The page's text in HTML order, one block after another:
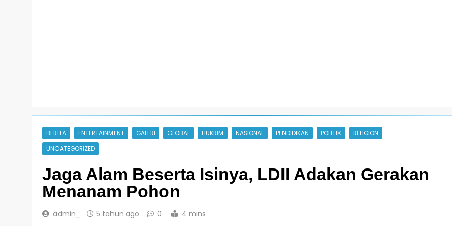
BERITA ENTERTAINMENT GALERI GLOBAL HUKRIM NASIONAL PENDIDIKAN POLITIK
RELIGION
UNCATEGORIZED
Jaga Alam Beserta Isinya, LDII Adakan Gerakan
Menanam Pohon
admin_ 5 tahun ago 0 4 mins